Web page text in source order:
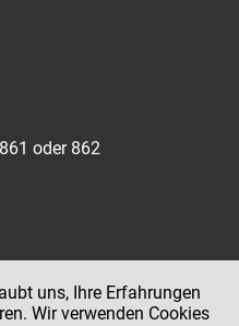
oder 862
uns, Ihre Erfahrungen
Wir verwenden Cookies